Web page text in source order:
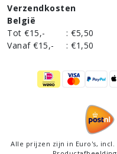
Verzendkosten
België
Tot €15,-
: €5,50
Vanaf €15,-
: €1,50
Alle prijzen zijn in Euro's, incl